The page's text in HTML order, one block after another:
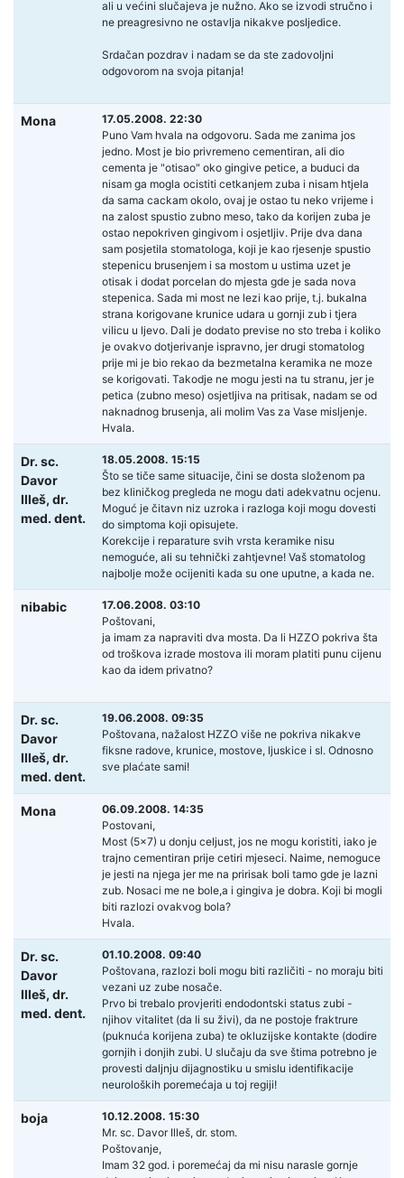
ali u većini slučajeva je nužno. Ako se izvodi stručno i
ne preagresivno ne ostavlja nikakve posljedice.
Srdačan pozdrav i nadam se da ste zadovoljni
odgovorom na svoja pitanja!
Mona
17.05.2008. 22:30
Puno Vam hvala na odgovoru. Sada me zanima jos
jedno. Most je bio privremeno cementiran, ali dio
cementa je "otisao" oko gingive petice, a buduci da
nisam ga mogla ocistiti cetkanjem zuba i nisam htjela
da sama cackam okolo, ovaj je ostao tu neko vrijeme i
na zalost spustio zubno meso, tako da korijen zuba je
ostao nepokriven gingivom i osjetljiv. Prije dva dana
sam posjetila stomatologa, koji je kao rjesenje spustio
stepenicu brusenjem i sa mostom u ustima uzet je
otisak i dodat porcelan do mjesta gde je sada nova
stepenica. Sada mi most ne lezi kao prije, t.j. bukalna
strana korigovane krunice udara u gornji zub i tjera
vilicu u ljevo. Dali je dodato previse no sto treba i koliko
je ovakvo dotjerivanje ispravno, jer drugi stomatolog
prije mi je bio rekao da bezmetalna keramika ne moze
se korigovati. Takodje ne mogu jesti na tu stranu, jer je
petica (zubno meso) osjetljiva na pritisak, nadam se od
naknadnog brusenja, ali molim Vas za Vase misljenje.
Hvala.
Dr. sc.
Davor
Illeš, dr.
med. dent.
18.05.2008. 15:15
Što se tiče same situacije, čini se dosta složenom pa
bez kliničkog pregleda ne mogu dati adekvatnu ocjenu.
Moguć je čitavn niz uzroka i razloga koji mogu dovesti
do simptoma koji opisujete.
Korekcije i reparature svih vrsta keramike nisu
nemoguće, ali su tehnički zahtjevne! Vaš stomatolog
najbolje može ocijeniti kada su one uputne, a kada ne.
nibabic
17.06.2008. 03:10
Poštovani,
ja imam za napraviti dva mosta. Da li HZZO pokriva šta
od troškova izrade mostova ili moram platiti punu cijenu
kao da idem privatno?
Dr. sc.
Davor
Illeš, dr.
med. dent.
19.06.2008. 09:35
Poštovana, nažalost HZZO više ne pokriva nikakve
fiksne radove, krunice, mostove, ljuskice i sl. Odnosno
sve plaćate sami!
Mona
06.09.2008. 14:35
Postovani,
Most (5x7) u donju celjust, jos ne mogu koristiti, iako je
trajno cementiran prije cetiri mjeseci. Naime, nemoguce
je jesti na njega jer me na pririsak boli tamo gde je lazni
zub. Nosaci me ne bole,a i gingiva je dobra. Koji bi mogli
biti razlozi ovakvog bola?
Hvala.
Dr. sc.
Davor
Illeš, dr.
med. dent.
01.10.2008. 09:40
Poštovana, razlozi boli mogu biti različiti - no moraju biti
vezani uz zube nosače.
Prvo bi trebalo provjeriti endodontski status zubi -
njihov vitalitet (da li su živi), da ne postoje fraktrure
(puknuća korijena zuba) te okluzijske kontakte (dodire
gornjih i donjih zubi. U slučaju da sve štima potrebno je
provesti daljnju dijagnostiku u smislu identifikacije
neuroloških poremećaja u toj regiji!
boja
10.12.2008. 15:30
Mr. sc. Davor Illeš, dr. stom.
Poštovanje,
Imam 32 god. i poremećaj da mi nisu narasle gornje